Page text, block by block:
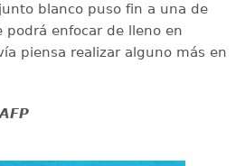
blanco puso fin a una de
podrá enfocar de lleno en
piensa realizar alguno más en